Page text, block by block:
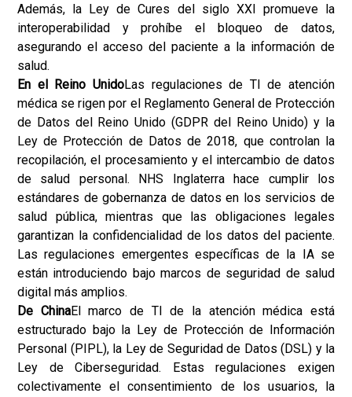
Además, la Ley de Cures del siglo XXI promueve la
interoperabilidad y prohíbe el bloqueo de datos,
asegurando el acceso del paciente a la información de
salud.
En el Reino UnidoLas regulaciones de TI de atención
médica se rigen por el Reglamento General de Protección
de Datos del Reino Unido (GDPR del Reino Unido) y la
Ley de Protección de Datos de 2018, que controlan la
recopilación, el procesamiento y el intercambio de datos
de salud personal. NHS Inglaterra hace cumplir los
estándares de gobernanza de datos en los servicios de
salud pública, mientras que las obligaciones legales
garantizan la confidencialidad de los datos del paciente.
Las regulaciones emergentes específicas de la IA se
están introduciendo bajo marcos de seguridad de salud
digital más amplios.
De ChinaEl marco de TI de la atención médica está
estructurado bajo la Ley de Protección de Información
Personal (PIPL), la Ley de Seguridad de Datos (DSL) y la
Ley de Ciberseguridad. Estas regulaciones exigen
colectivamente el consentimiento de los usuarios, la